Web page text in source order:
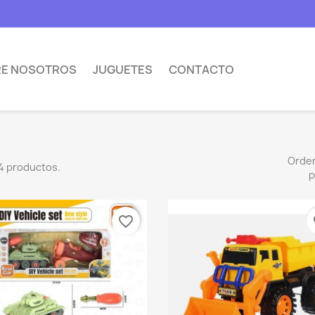
NOSOTROS JUGUETES CONTACTO
productos.
favorite_border